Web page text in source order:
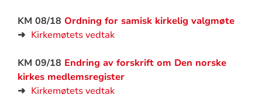
KM 08/18 Ordning for samisk kirkelig valgmøte
➜ Kirkemøtets vedtak
KM 09/18 Endring av forskrift om Den norske
kirkes medlemsregister
➜ Kirkemøtets vedtak